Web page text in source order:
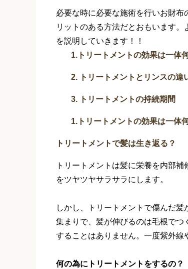
必要な時に必要な施術を行いお財
リットのある方法だとおもいます
を説明していきます！！
1.トリートメントの効果は一体
2. トリートメントとリンスの違
3. トリートメントの持続期間
1.トリートメントの効果は一体
トリートメントで髪は生き返る？
トリートメントは髪に栄養を内部
をツヤツヤサラサラにします。
しかし、トリートメントで傷んだ
集まりで、髪が伸びるのは毛根で
することはありません。一度紫外線
何の為にトリートメントをするの？